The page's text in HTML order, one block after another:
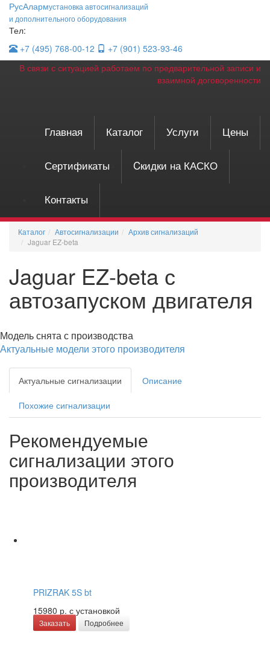
РусАлармустановка автосигнализаций
и дополнительного оборудования
Тел:
+7 (495) 768-00-12 +7 (901) 523-93-46
В связи с ситуацией работаем по предварительной записи и
взаимной договоренности
Главная Каталог Услуги Цены
Сертификаты Cкидки на КАСКО
Контакты
Каталог Автосигнализации
Архив сигнализаций
Jaguar EZ-beta
Jaguar EZ-beta с
автозапуском двигателя
Модель снята с производства
Актуальные модели этого производителя
Актуальные сигнализации Описание
Похожие сигнализации
Рекомендуемые
сигнализации этого
производителя
PRIZRAK 5S bt
15980 р. с установкой
Заказать Подробнее